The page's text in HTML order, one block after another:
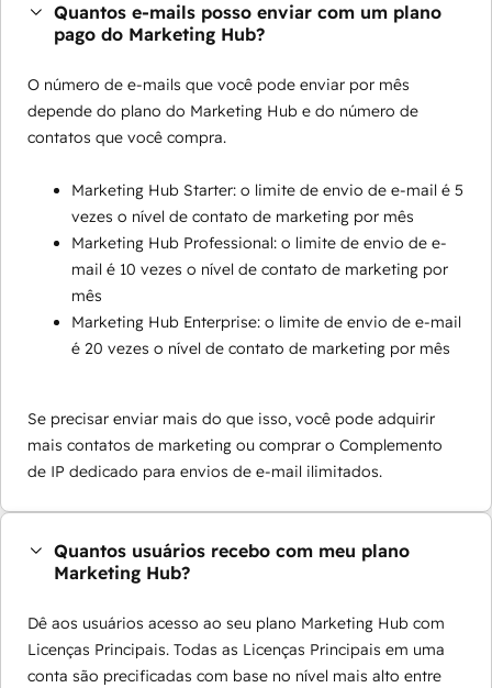
Quantos e-mails posso enviar com um plano
pago do Marketing Hub?
O número de e-mails que você pode enviar por mês
depende do plano do Marketing Hub e do número de
contatos que você compra.
Marketing Hub Starter: o limite de envio de e-mail é 5
vezes o nível de contato de marketing por mês
Marketing Hub Professional: o limite de envio de e-
mail é 10 vezes o nível de contato de marketing por
mês
Marketing Hub Enterprise: o limite de envio de e-mail
é 20 vezes o nível de contato de marketing por mês
Se precisar enviar mais do que isso, você pode adquirir
mais contatos de marketing ou comprar o Complemento
de IP dedicado para envios de e-mail ilimitados.
Quantos usuários recebo com meu plano
Marketing Hub?
Dê aos usuários acesso ao seu plano Marketing Hub com
Licenças Principais. Todas as Licenças Principais em uma
conta são precificadas com base no nível mais alto entre